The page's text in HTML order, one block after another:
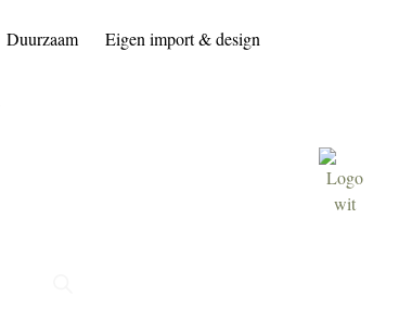
Duurzaam Eigen import & design